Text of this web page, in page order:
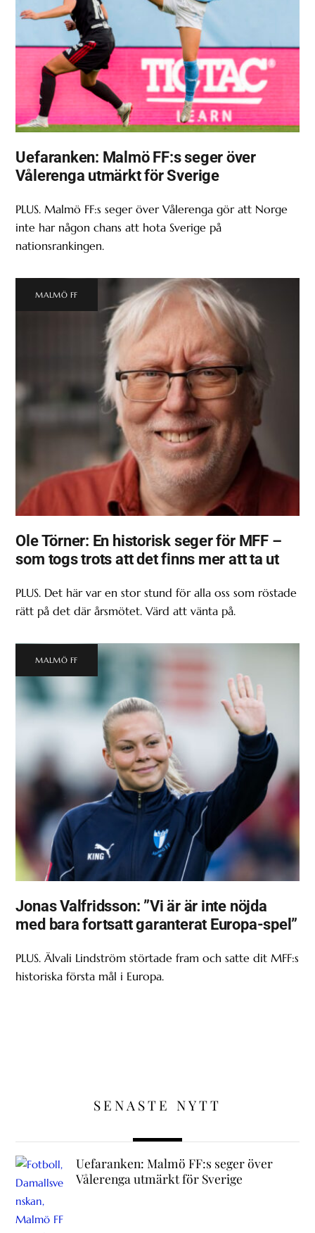
Uefaranken: Malmö FF:s seger över
Vålerenga utmärkt för Sverige
PLUS. Malmö FF:s seger över Vålerenga gör att Norge
inte har någon chans att hota Sverige på
nationsrankingen.
MALMÖ FF
Ole Törner: En historisk seger för MFF –
som togs trots att det finns mer att ta ut
PLUS. Det här var en stor stund för alla oss som röstade
rätt på det där årsmötet. Värd att vänta på.
MALMÖ FF
Jonas Valfridsson: ”Vi är är inte nöjda
med bara fortsatt garanterat Europa-spel”
PLUS. Älvali Lindström störtade fram och satte dit MFF:s
historiska första mål i Europa.
SENASTE NYTT
Uefaranken: Malmö FF:s seger över
Vålerenga utmärkt för Sverige